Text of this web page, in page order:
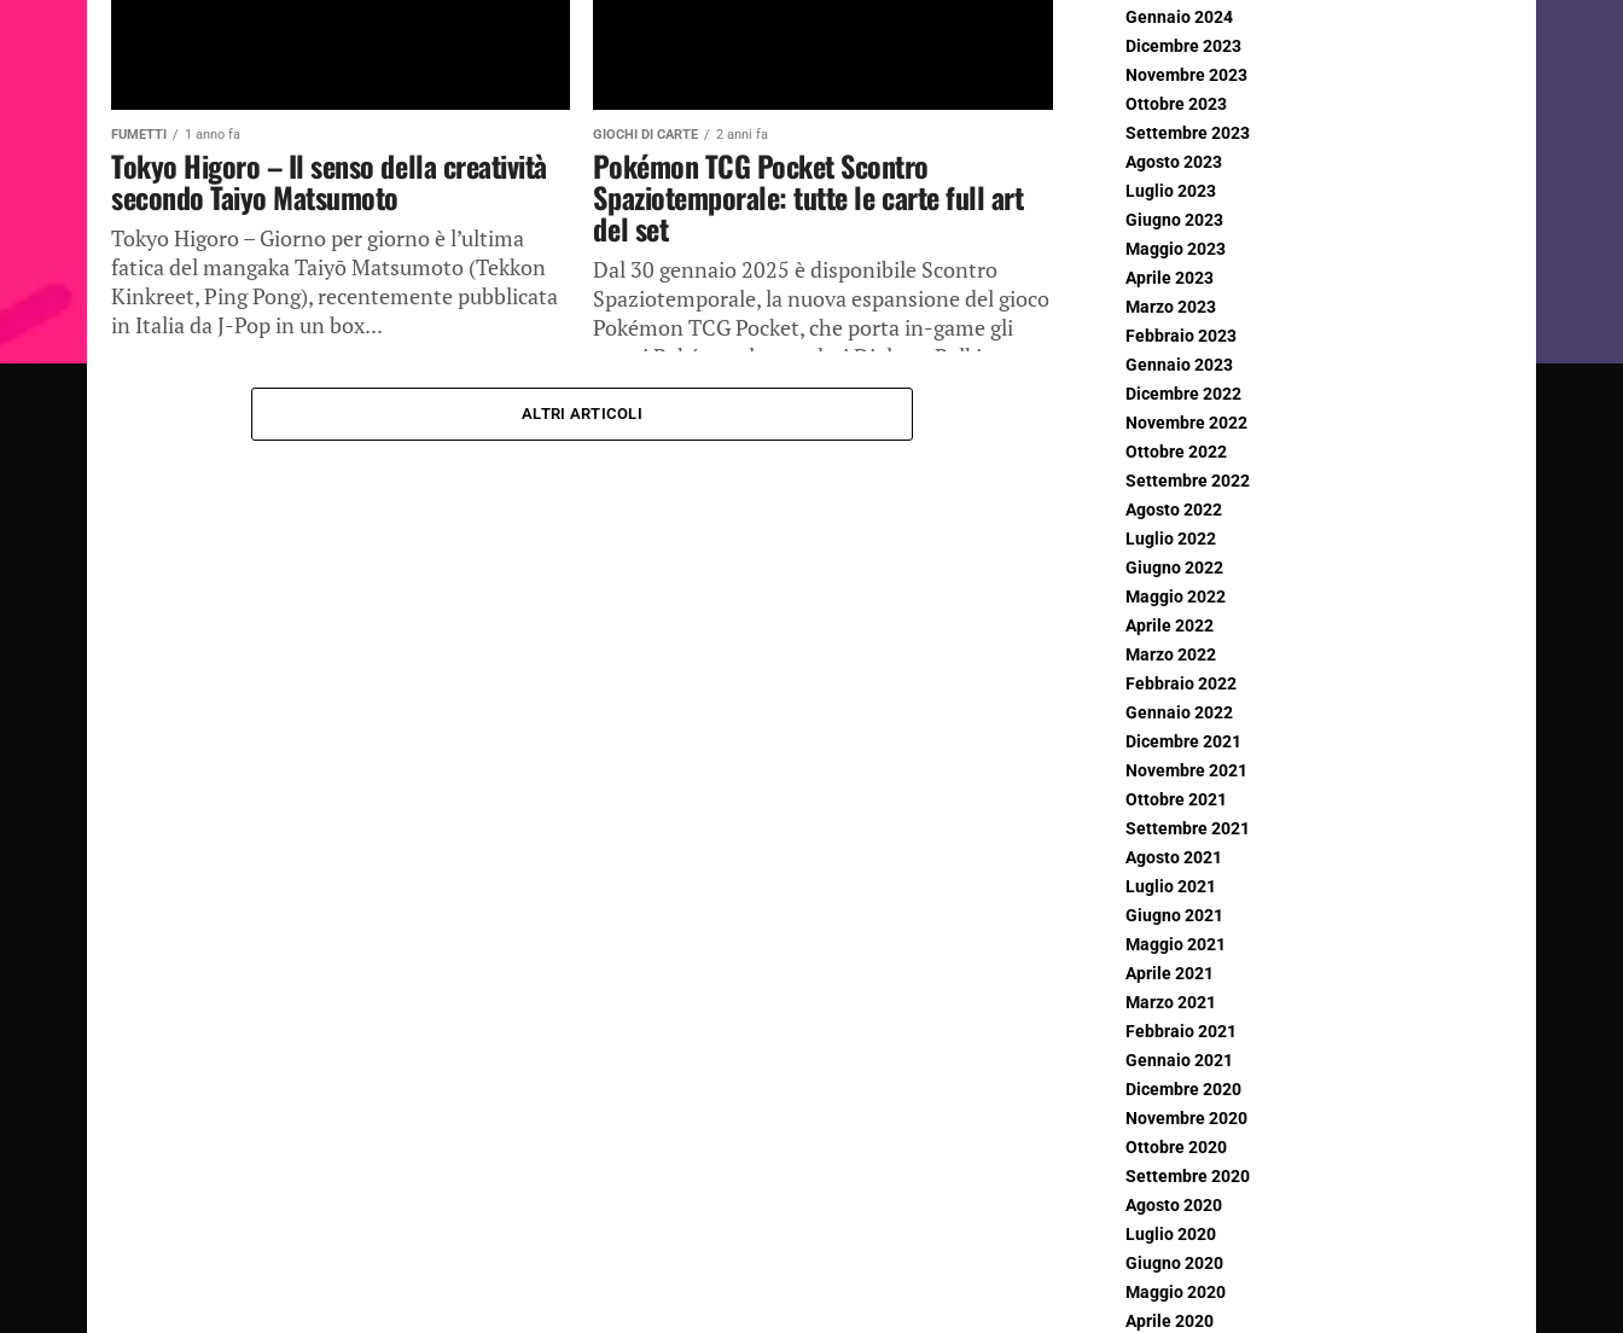
FUMETTI 1 anno fa
Tokyo Higoro – Il senso della creatività
secondo Taiyo Matsumoto
Tokyo Higoro – Giorno per giorno è l’ultima
fatica del mangaka Taiyō Matsumoto (Tekkon
Kinkreet, Ping Pong), recentemente pubblicata
in Italia da J-Pop in un box...
GIOCHI DI CARTE 2 anni fa
Pokémon TCG Pocket Scontro
Spaziotemporale: tutte le carte full art
del set
Dal 30 gennaio 2025 è disponibile Scontro
Spaziotemporale, la nuova espansione del gioco
Pokémon TCG Pocket, che porta in-game gli
amati Pokémon leggendari Dialga e Palkia....
ALTRI ARTICOLI
Gennaio 2024
Dicembre 2023
Novembre 2023
Ottobre 2023
Settembre 2023
Agosto 2023
Luglio 2023
Giugno 2023
Maggio 2023
Aprile 2023
Marzo 2023
Febbraio 2023
Gennaio 2023
Dicembre 2022
Novembre 2022
Ottobre 2022
Settembre 2022
Agosto 2022
Luglio 2022
Giugno 2022
Maggio 2022
Aprile 2022
Marzo 2022
Febbraio 2022
Gennaio 2022
Dicembre 2021
Novembre 2021
Ottobre 2021
Settembre 2021
Agosto 2021
Luglio 2021
Giugno 2021
Maggio 2021
Aprile 2021
Marzo 2021
Febbraio 2021
Gennaio 2021
Dicembre 2020
Novembre 2020
Ottobre 2020
Settembre 2020
Agosto 2020
Luglio 2020
Giugno 2020
Maggio 2020
Aprile 2020